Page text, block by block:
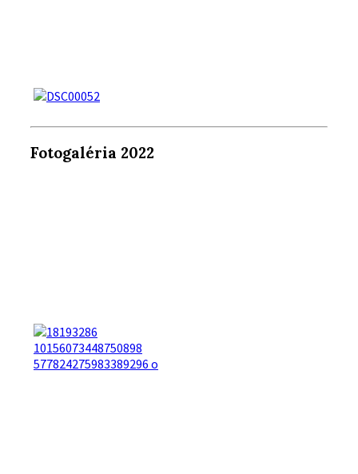
Fotogaléria 2022